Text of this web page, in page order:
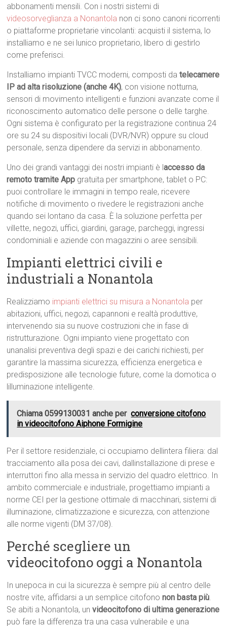
abbonamenti mensili. Con i nostri sistemi di
videosorveglianza a Nonantola non ci sono canoni ricorrenti
o piattaforme proprietarie vincolanti: acquisti il sistema, lo
installiamo e ne sei lunico proprietario, libero di gestirlo
come preferisci.
Installiamo impianti TVCC moderni, composti datelecamere
IP ad alta risoluzione (anche 4K), con visione notturna,
sensori di movimento intelligenti e funzioni avanzate come il
riconoscimento automatico delle persone o delle targhe.
Ogni sistema è configurato per la registrazione continua 24
ore su 24 su dispositivi locali (DVR/NVR) oppure su cloud
personale, senza dipendere da servizi in abbonamento.
Uno dei grandi vantaggi dei nostri impianti è laccesso da
remoto tramite App gratuita per smartphone, tablet o PC:
puoi controllare le immagini in tempo reale, ricevere
notifiche di movimento o rivedere le registrazioni anche
quando sei lontano da casa. È la soluzione perfetta per
villette, negozi, uffici, giardini, garage, parcheggi, ingressi
condominiali e aziende con magazzini o aree sensibili.
Impianti elettrici civili e
industriali a Nonantola
Realizziamo impianti elettrici su misura a Nonantola per
abitazioni, uffici, negozi, capannoni e realtà produttive,
intervenendo sia su nuove costruzioni che in fase di
ristrutturazione. Ogni impianto viene progettato con
unanalisi preventiva degli spazi e dei carichi richiesti, per
garantire la massima sicurezza, efficienza energetica e
predisposizione alle tecnologie future, come la domotica o
lilluminazione intelligente.
Chiama 0599130031 anche per conversione citofono
in videocitofono Aiphone Formigine
Per il settore residenziale, ci occupiamo dellintera filiera: dal
tracciamento alla posa dei cavi, dallinstallazione di prese e
interruttori fino alla messa in servizio del quadro elettrico. In
ambito commerciale e industriale, progettiamo impianti a
norme CEI per la gestione ottimale di macchinari, sistemi di
illuminazione, climatizzazione e sicurezza, con attenzione
alle norme vigenti (DM 37/08).
Perché scegliere un
videocitofono oggi a Nonantola
In unepoca in cui la sicurezza è sempre più al centro delle
nostre vite, affidarsi a un semplice citofononon basta più.
Se abiti a Nonantola, unvideocitofono di ultima generazione
può fare la differenza tra una casa vulnerabile e una